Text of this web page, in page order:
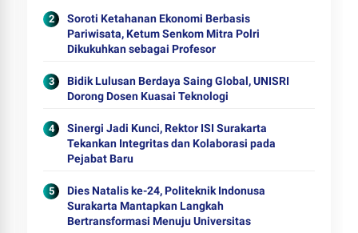
Soroti Ketahanan Ekonomi Berbasis
Pariwisata, Ketum Senkom Mitra Polri
Dikukuhkan sebagai Profesor
Bidik Lulusan Berdaya Saing Global, UNISRI
Dorong Dosen Kuasai Teknologi
Sinergi Jadi Kunci, Rektor ISI Surakarta
Tekankan Integritas dan Kolaborasi pada
Pejabat Baru
Dies Natalis ke-24, Politeknik Indonusa
Surakarta Mantapkan Langkah
Bertransformasi Menuju Universitas